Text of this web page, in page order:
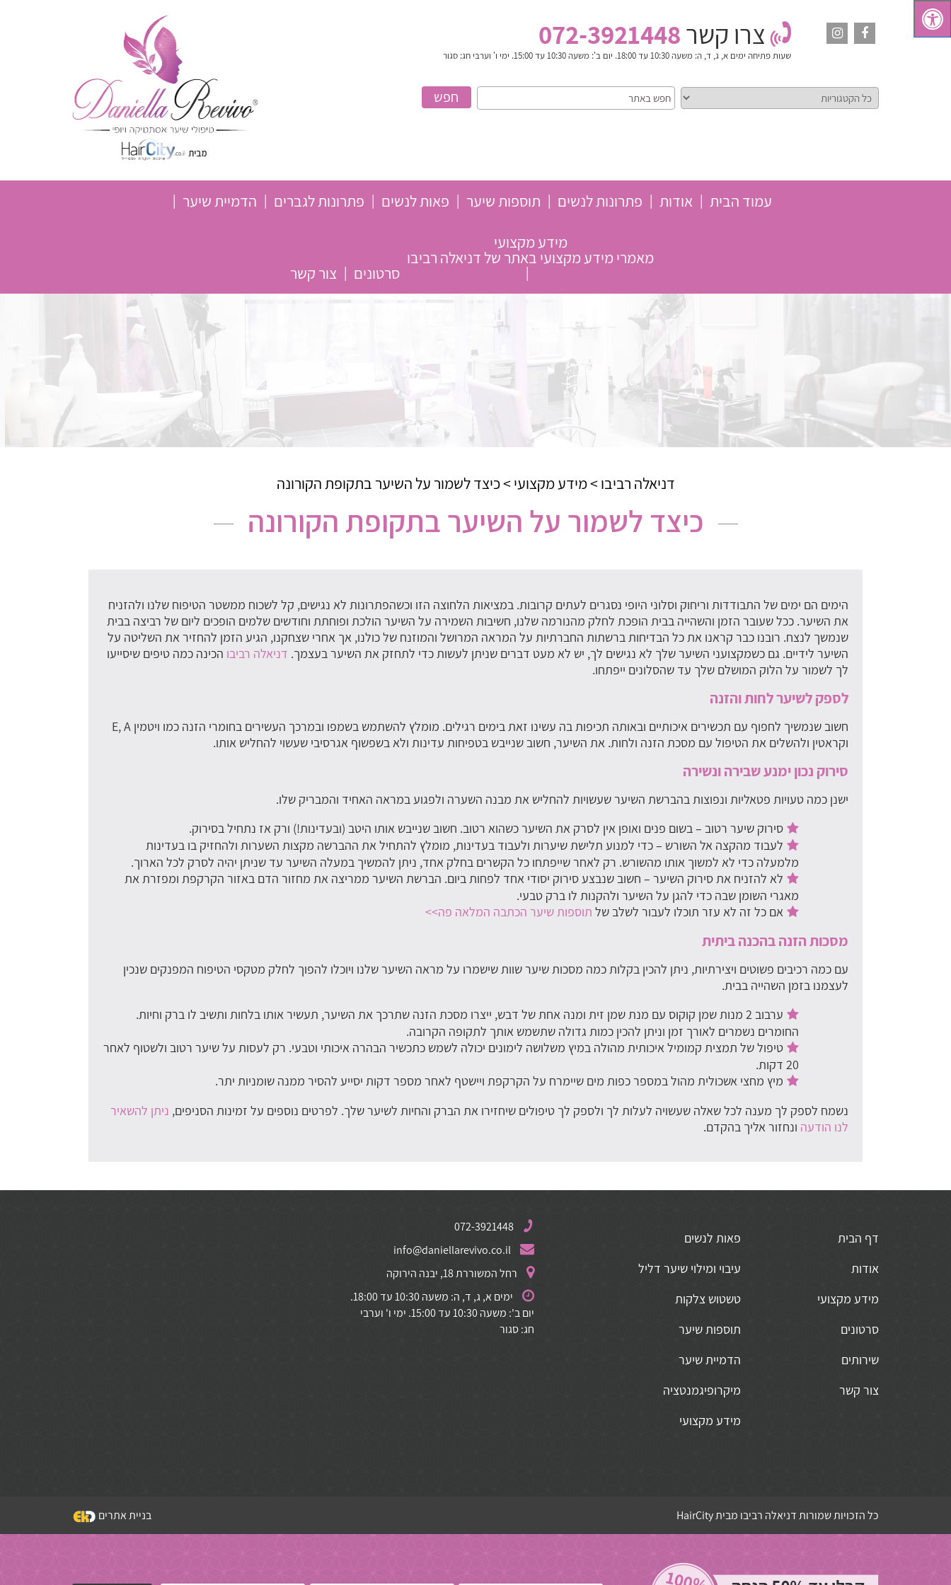
צרו קשר072-3921448
שעות פתיחה ימים א, ג, ד, ה: משעה 10:30 עד 18:00. יום ב': משעה 10:30 עד 15:00. ימי ו' וערבי חג: סגור
עמוד הבית אודות פתרונות לנשים תוספות שיער פאות לנשים פתרונות לגברים הדמיית שיער
מידע מקצועי
מאמרי מידע מקצועי באתר של דניאלה רביבו
סרטונים צור קשר
דניאלה רביבו >מידע מקצועי >כיצד לשמור על השיער בתקופת הקורונה
כיצד לשמור על השיער בתקופת הקורונה
הימים הם ימים של התבודדות וריחוק וסלוני היופי נסגרים לעתים קרובות. במציאות הלחוצה הזו וכשהפתרונות לא נגישים, קל לשכוח ממשטר הטיפוח שלנו ולהזניח
את השיער. ככל שעובר הזמן והשהייה בבית הופכת לחלק מהנורמה שלנו, חשיבות השמירה על השיער הולכת ופוחתת וחודשים שלמים הופכים ליום של רביצה בבית
שנמשך לנצח. רובנו כבר קראנו את כל הבדיחות ברשתות החברתיות על המראה המרושל והמוזנח של כולנו, אך אחרי שצחקנו, הגיע הזמן להחזיר את השליטה על
השיער לידיים. גם כשמקצועני השיער שלך לא נגישים לך, יש לא מעט דברים שניתן לעשות כדי לתחזק את השיער בעצמך. דניאלה רביבו הכינה כמה טיפים שיסייעו
לך לשמור על הלוק המושלם שלך עד שהסלונים ייפתחו.
לספק לשיער לחות והזנה
חשוב שנמשיך לחפוף עם תכשירים איכותיים ובאותה תכיפות בה עשינו זאת בימים רגילים. מומלץ להשתמש בשמפו ובמרכך העשירים בחומרי הזנה כמו ויטמין E, A
וקראטין ולהשלים את הטיפול עם מסכת הזנה ולחות. את השיער, חשוב שנייבש בטפיחות עדינות ולא בשפשוף אגרסיבי שעשוי להחליש אותו.
סירוק נכון ימנע שבירה ונשירה
ישנן כמה טעויות פטאליות ונפוצות בהברשת השיער שעשויות להחליש את מבנה השערה ולפגוע במראה האחיד והמבריק שלו.
סירוק שיער רטוב – בשום פנים ואופן אין לסרק את השיער כשהוא רטוב. חשוב שנייבש אותו היטב (ובעדינות!) ורק אז נתחיל בסירוק.
לעבוד מהקצה אל השורש – כדי למנוע תלישת שיערות ולעבוד בעדינות, מומלץ להתחיל את ההברשה מקצות השערות ולהחזיק בו בעדינות
מלמעלה כדי לא למשוך אותו מהשורש. רק לאחר שייפתחו כל הקשרים בחלק אחד, ניתן להמשיך במעלה השיער עד שניתן יהיה לסרק לכל הארוך.
לא להזניח את סירוק השיער – חשוב שנבצע סירוק יסודי אחד לפחות ביום. הברשת השיער ממריצה את מחזור הדם באזור הקרקפת ומפזרת את
מאגרי השומן שבה כדי להגן על השיער ולהקנות לו ברק טבעי.
אם כל זה לא עזר תוכלו לעבור לשלב של תוספות שיער הכתבה המלאה פה>>
מסכות הזנה בהכנה ביתית
עם כמה רכיבים פשוטים ויצירתיות, ניתן להכין בקלות כמה מסכות שיער שוות שישמרו על מראה השיער שלנו ויוכלו להפוך לחלק מטקסי הטיפוח המפנקים שנכין
לעצמנו בזמן השהייה בבית.
ערבוב 2 מנות שמן קוקוס עם מנת שמן זית ומנה אחת של דבש, ייצרו מסכת הזנה שתרכך את השיער, תעשיר אותו בלחות ותשיב לו ברק וחיות.
החומרים נשמרים לאורך זמן וניתן להכין כמות גדולה שתשמש אותך לתקופה הקרובה.
טיפול של תמצית קמומיל איכותית מהולה במיץ משלושה לימונים יכולה לשמש כתכשיר הבהרה איכותי וטבעי. רק לעסות על שיער רטוב ולשטוף לאחר
20 דקות.
מיץ מחצי אשכולית מהול במספר כפות מים שיימרח על הקרקפת ויישטף לאחר מספר דקות יסייע להסיר ממנה שומניות יתר.
נשמח לספק לך מענה לכל שאלה שעשויה לעלות לך ולספק לך טיפולים שיחזירו את הברק והחיות לשיער שלך. לפרטים נוספים על זמינות הסניפים, ניתן להשאיר
לנו הודעה ונחזור אליך בהקדם.
דף הבית
אודות
מידע מקצועי
סרטונים
שירותים
צור קשר
פאות לנשים
עיבוי ומילוי שיער דליל
טשטוש צלקות
תוספות שיער
הדמיית שיער
מיקרופיגמנטציה
מידע מקצועי
072-3921448
info@daniellarevivo.co.il
רחל המשוררת 18, יבנה הירוקה
ימים א, ג, ד, ה: משעה 10:30 עד 18:00.
יום ב': משעה 10:30 עד 15:00. ימי ו' וערבי
חג: סגור
כל הזכויות שמורות דניאלה רביבו מבית HairCity בניית אתרים